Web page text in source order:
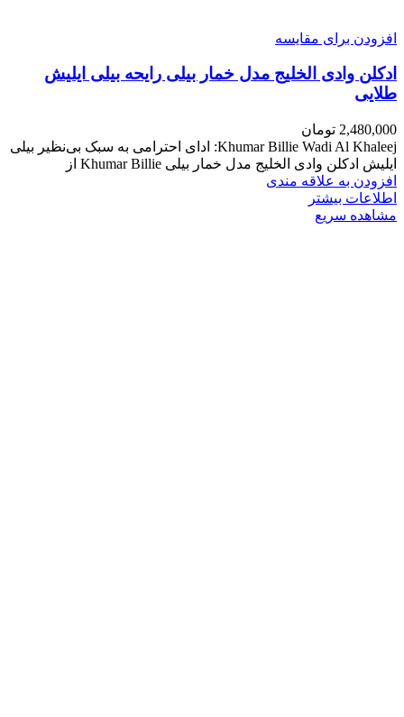
افزودن برای مقایسه
ادکلن وادی الخلیج مدل خمار بیلی رایحه بیلی ایلیش
طلایی
2,480,000 تومان
Khumar Billie Wadi Al Khaleej: ادای احترامی به سبک بی‌نظیر بیلی
ایلیش ادکلن وادی الخلیج مدل خمار بیلی Khumar Billie از
افزودن به علاقه مندی
اطلاعات بیشتر
مشاهده سریع